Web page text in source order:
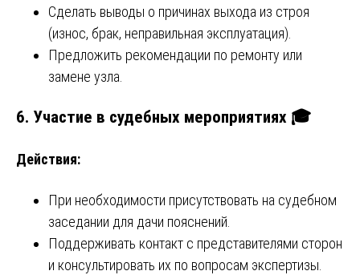
Сделать выводы о причинах выхода из строя
(износ, брак, неправильная эксплуатация).
Предложить рекомендации по ремонту или
замене узла.
6. Участие в судебных мероприятиях 🎓
Действия:
При необходимости присутствовать на судебном
заседании для дачи пояснений.
Поддерживать контакт с представителями сторон
и консультировать их по вопросам экспертизы.